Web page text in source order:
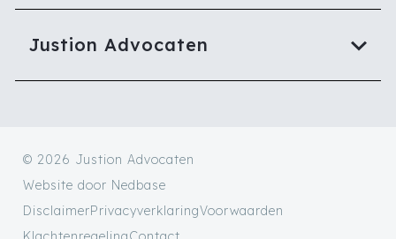
Justion Advocaten
© 2026 Justion Advocaten
Website door Nedbase
DisclaimerPrivacyverklaringVoorwaarden